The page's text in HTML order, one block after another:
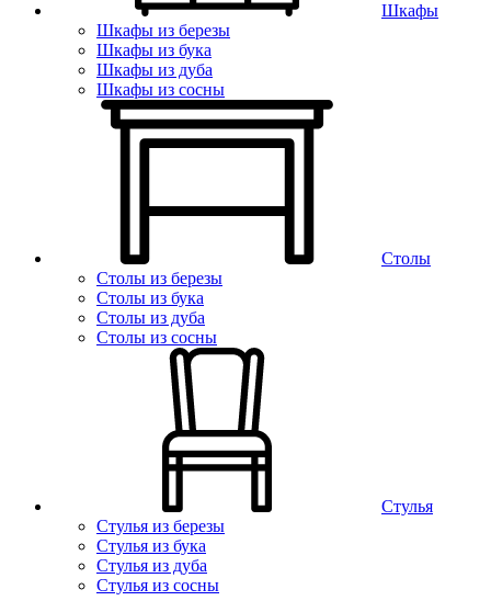
Шкафы
Шкафы из березы
Шкафы из бука
Шкафы из дуба
Шкафы из сосны
Столы
Столы из березы
Столы из бука
Столы из дуба
Столы из сосны
Стулья
Стулья из березы
Стулья из бука
Стулья из дуба
Стулья из сосны